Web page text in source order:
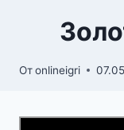
Отonlineigri